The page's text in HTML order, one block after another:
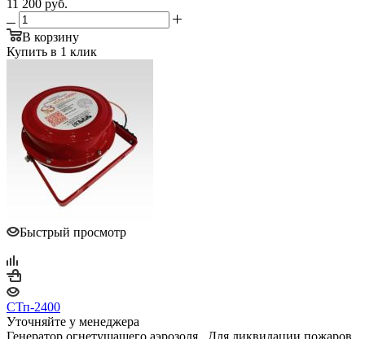
11 200 руб.
В корзину
Купить в 1 клик
Быстрый просмотр
СТп-2400
Уточняйте у менеджера
Генератор огнетушащего аэрозоля . Для ликвидации пожаров